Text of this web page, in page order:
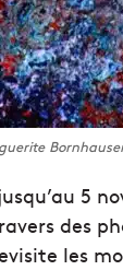
5
des
les